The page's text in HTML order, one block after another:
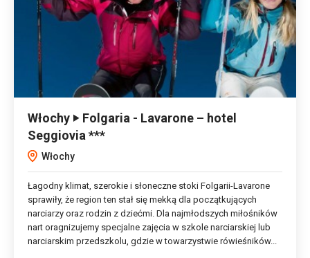
Włochy ‣ Folgaria - Lavarone – hotel
Seggiovia ***
Włochy
Łagodny klimat, szerokie i słoneczne stoki Folgarii-Lavarone
sprawiły, że region ten stał się mekką dla początkujących
narciarzy oraz rodzin z dziećmi. Dla najmłodszych miłośników
nart oragnizujemy specjalne zajęcia w szkole narciarskiej lub
narciarskim przedszkolu, gdzie w towarzystwie rówieśników...